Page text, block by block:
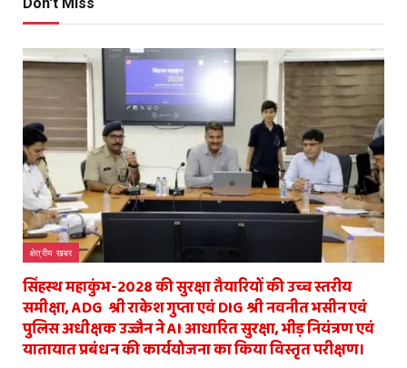
क्षेत्रीय खबर
सिंहस्थ महाकुंभ-2028 की सुरक्षा तैयारियों की उच्च स्तरीय
समीक्षा, ADG श्री राकेश गुप्ता एवं DIG श्री नवनीत भसीन एवं
पुलिस अधीक्षक उज्जैन ने AI आधारित सुरक्षा, भीड़ नियंत्रण एवं
यातायात प्रबंधन की कार्ययोजना का किया विस्तृत परीक्षण।